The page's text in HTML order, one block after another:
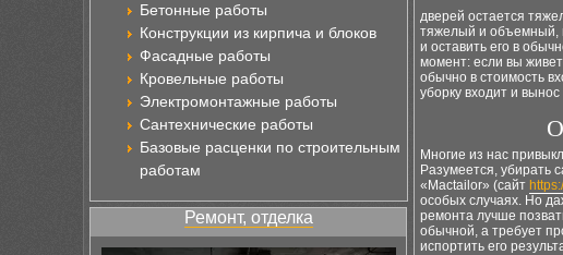
Бетонные работы
Конструкции из кирпича и блоков
Фасадные работы
Кровельные работы
Электромонтажные работы
Сантехнические работы
Базовые расценки по строительным
работам
Ремонт, отделка
дверей остается
тяжелый и объемный,
и оставить его в
момент: если вы
обычно в стоимость
уборку входит и
Многие из нас
Разумеется, убирать
«Mactailor» (сайт
особых случаях. Но
ремонта лучше
обычной, а требует
испортить его